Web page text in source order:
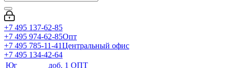
+7 495 137-62-85
+7 495 974-62-85Опт
+7 495 785-11-41Центральный офис
+7 495 134-42-64
Юг
доб. 1 ОПТ